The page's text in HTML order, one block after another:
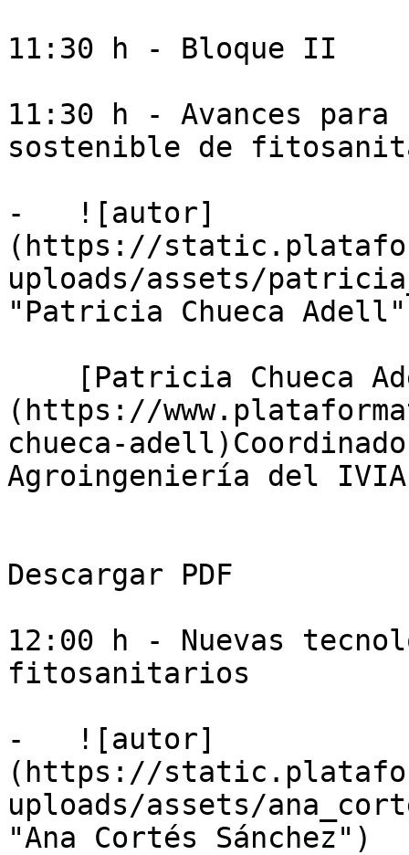
11:30 h - Bloque II
11:30 h - Avances
sostenible de
-   ![autor]
(https://
uploads/assets/
"Patricia Chueca
(https://
chueca-
Agroingeniería del IVIA
Descargar PDF
12:00 h - Nuevas
fitosanitarios
-   ![autor]
(https://
uploads/assets/
"Ana Cortés Sánchez")